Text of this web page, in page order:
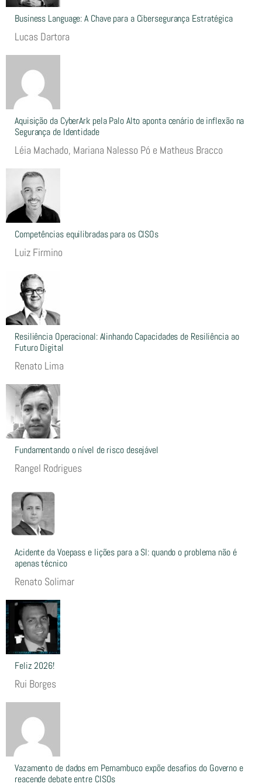
Business Language: A Chave para a Cibersegurança Estratégica
Lucas Dartora
Aquisição da CyberArk pela Palo Alto aponta cenário de inflexão na
Segurança de Identidade
Léia Machado, Mariana Nalesso Pó e Matheus Bracco
Competências equilibradas para os CISOs
Luiz Firmino
Resiliência Operacional: Alinhando Capacidades de Resiliência ao
Futuro Digital
Renato Lima
Fundamentando o nível de risco desejável
Rangel Rodrigues
Acidente da Voepass e lições para a SI: quando o problema não é
apenas técnico
Renato Solimar
Feliz 2026!
Rui Borges
Vazamento de dados em Pernambuco expõe desafios do Governo e
reacende debate entre CISOs